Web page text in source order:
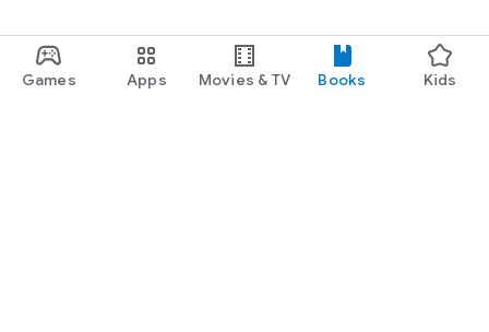
Games Apps Movies & TV Books Kids